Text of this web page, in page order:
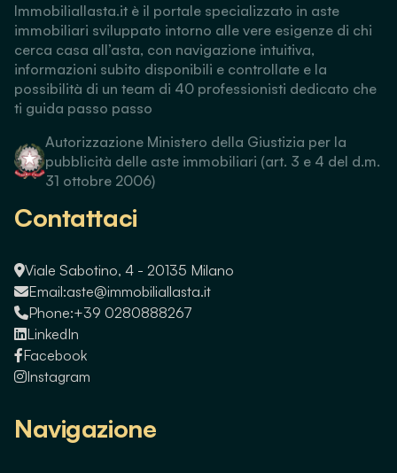
Immobiliallasta.it è il portale specializzato in aste
immobiliari sviluppato intorno alle vere esigenze di chi
cerca casa all’asta, con navigazione intuitiva,
informazioni subito disponibili e controllate e la
possibilità di un team di 40 professionisti dedicato che
ti guida passo passo
Autorizzazione Ministero della Giustizia per la
pubblicità delle aste immobiliari (art. 3 e 4 del d.m.
31 ottobre 2006)
Contattaci
Viale Sabotino, 4 - 20135 Milano
Email:aste@immobiliallasta.it
Phone:+39 0280888267
LinkedIn
Facebook
Instagram
Navigazione